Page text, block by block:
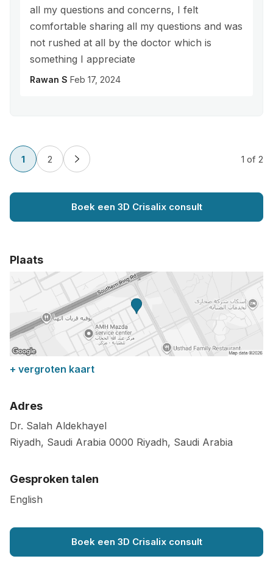
all my questions and concerns, I felt
comfortable sharing all my questions and was
not rushed at all by the doctor which is
something I appreciate
Rawan S Feb 17, 2024
1 2 1 of 2
Boek een 3D Crisalix consult
Plaats
+ vergroten kaart
Adres
Dr. Salah Aldekhayel
Riyadh, Saudi Arabia 0000 Riyadh, Saudi Arabia
Gesproken talen
English
Boek een 3D Crisalix consult